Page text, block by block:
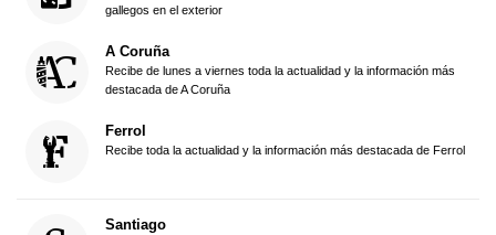
gallegos en el exterior
A Coruña
Recibe de lunes a viernes toda la actualidad y la información más
destacada de A Coruña
Ferrol
Recibe toda la actualidad y la información más destacada de Ferrol
Santiago